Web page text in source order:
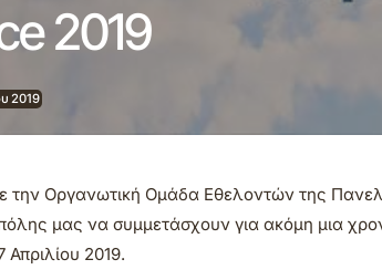
2019
2019
Οργανωτική Ομάδα Εθελοντών της
μας να συμμετάσχουν για ακόμη μια
2019.